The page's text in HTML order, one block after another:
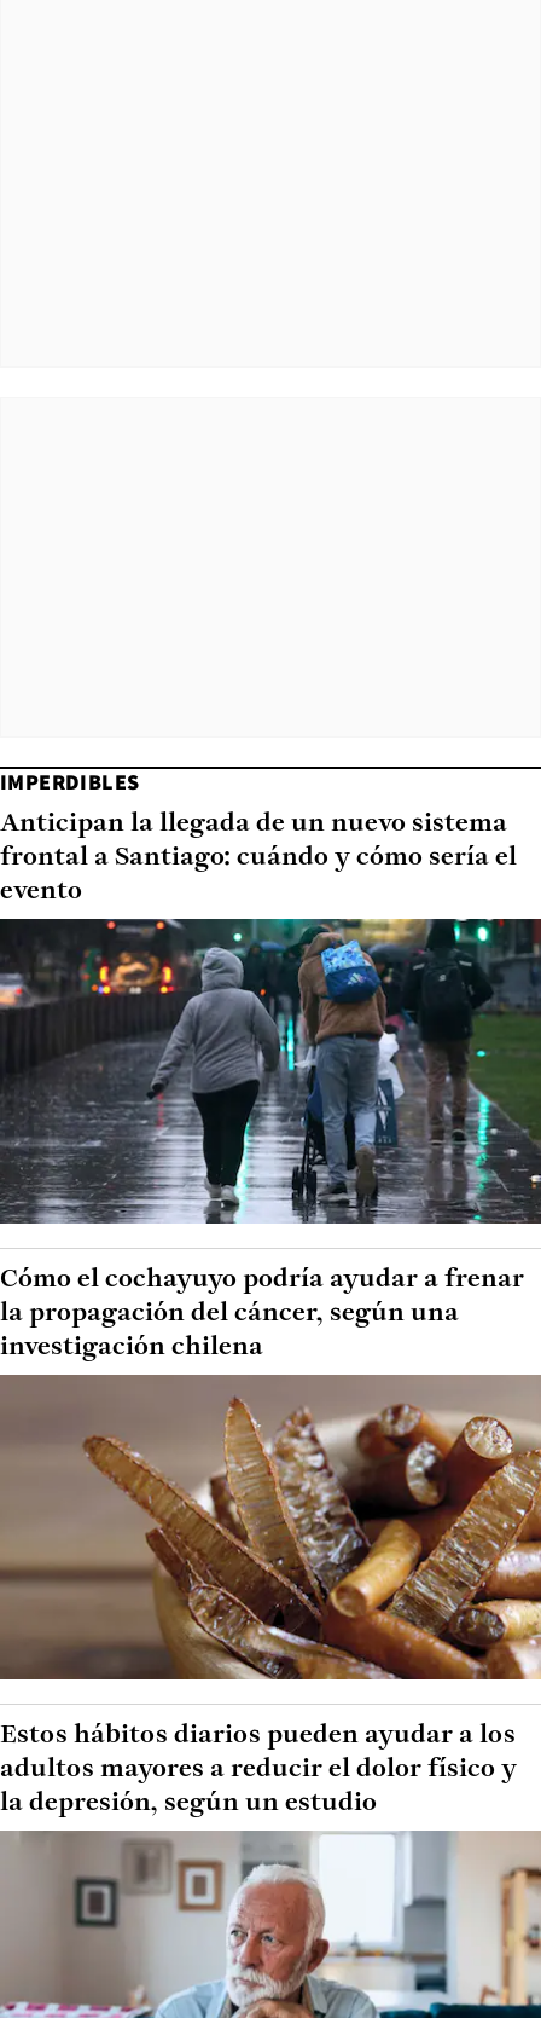
IMPERDIBLES
Anticipan la llegada de un nuevo sistema
frontal a Santiago: cuándo y cómo sería el
evento
Cómo el cochayuyo podría ayudar a frenar
la propagación del cáncer, según una
investigación chilena
Estos hábitos diarios pueden ayudar a los
adultos mayores a reducir el dolor físico y
la depresión, según un estudio